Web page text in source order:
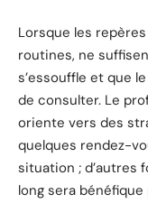
Lorsque les
routines, ne
s’essouffle et que
de consulter. Le
oriente vers des
quelques rendez-
situation ; d’autres
long sera